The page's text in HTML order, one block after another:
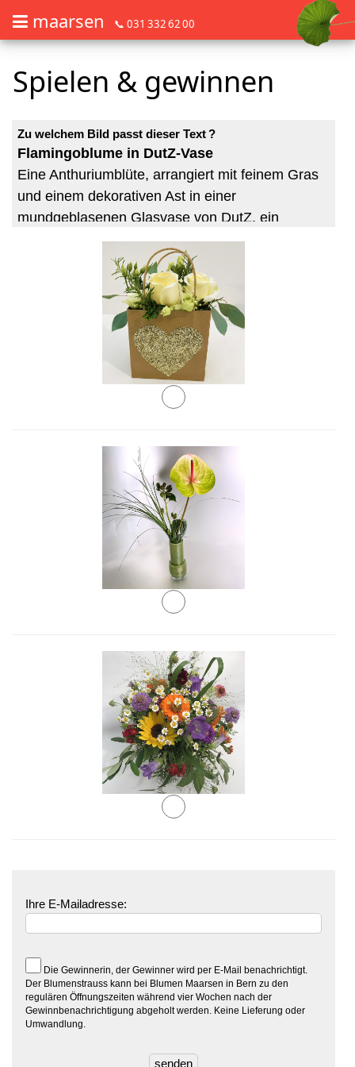
maarsen 📞 031 332 62 00
Spielen & gewinnen
Zu welchem Bild passt dieser Text?
Flamingoblume in DutZ-Vase
Eine Anthuriumblüte, arrangiert mit feinem Gras
und einem dekorativen Ast in einer
mundgeblasenen Glasvase von DutZ, ein
Handwerksbetrieb, der für Objekte mit
eigenständigem Charakter bekannt ist. Jede
Vase ist dadurch ein kleines Unikat. Die
Flamingoblume liebt warme Temperaturen und
bringt mit ihrer klaren Form und sommerlichen
Farbe eine ruhige, exotische Note in den Raum.
Eine schlichte, elegante Gestaltung für warme
Tage, helle Innenräume und alle, die eine
langlebige Blüte mit besonderem Charakter
Ihre E-Mailadresse:
Die Gewinnerin, der Gewinner wird per E-Mail benachrichtigt.
Der Blumenstrauss kann bei Blumen Maarsen in Bern zu den
regulären Öffnungszeiten während vier Wochen nach der
Gewinnbenachrichtigung abgeholt werden. Keine Lieferung oder
Umwandlung.